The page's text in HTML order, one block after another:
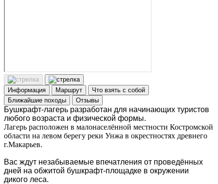
Информация Маршрут
Что взять с собой
Ближайшие походы
Отзывы
Бушкрафт-лагерь разработан для начинающих туристов
любого возраста и физической формы.
Лагерь расположен в малонаселённой местности Костромской
области на левом берегу реки Унжа в окрестностях древнего
г.Макарьев.
Вас ждут незабываемые впечатления от проведённых
дней на обжитой бушкрафт-площадке в окружении
дикого леса.